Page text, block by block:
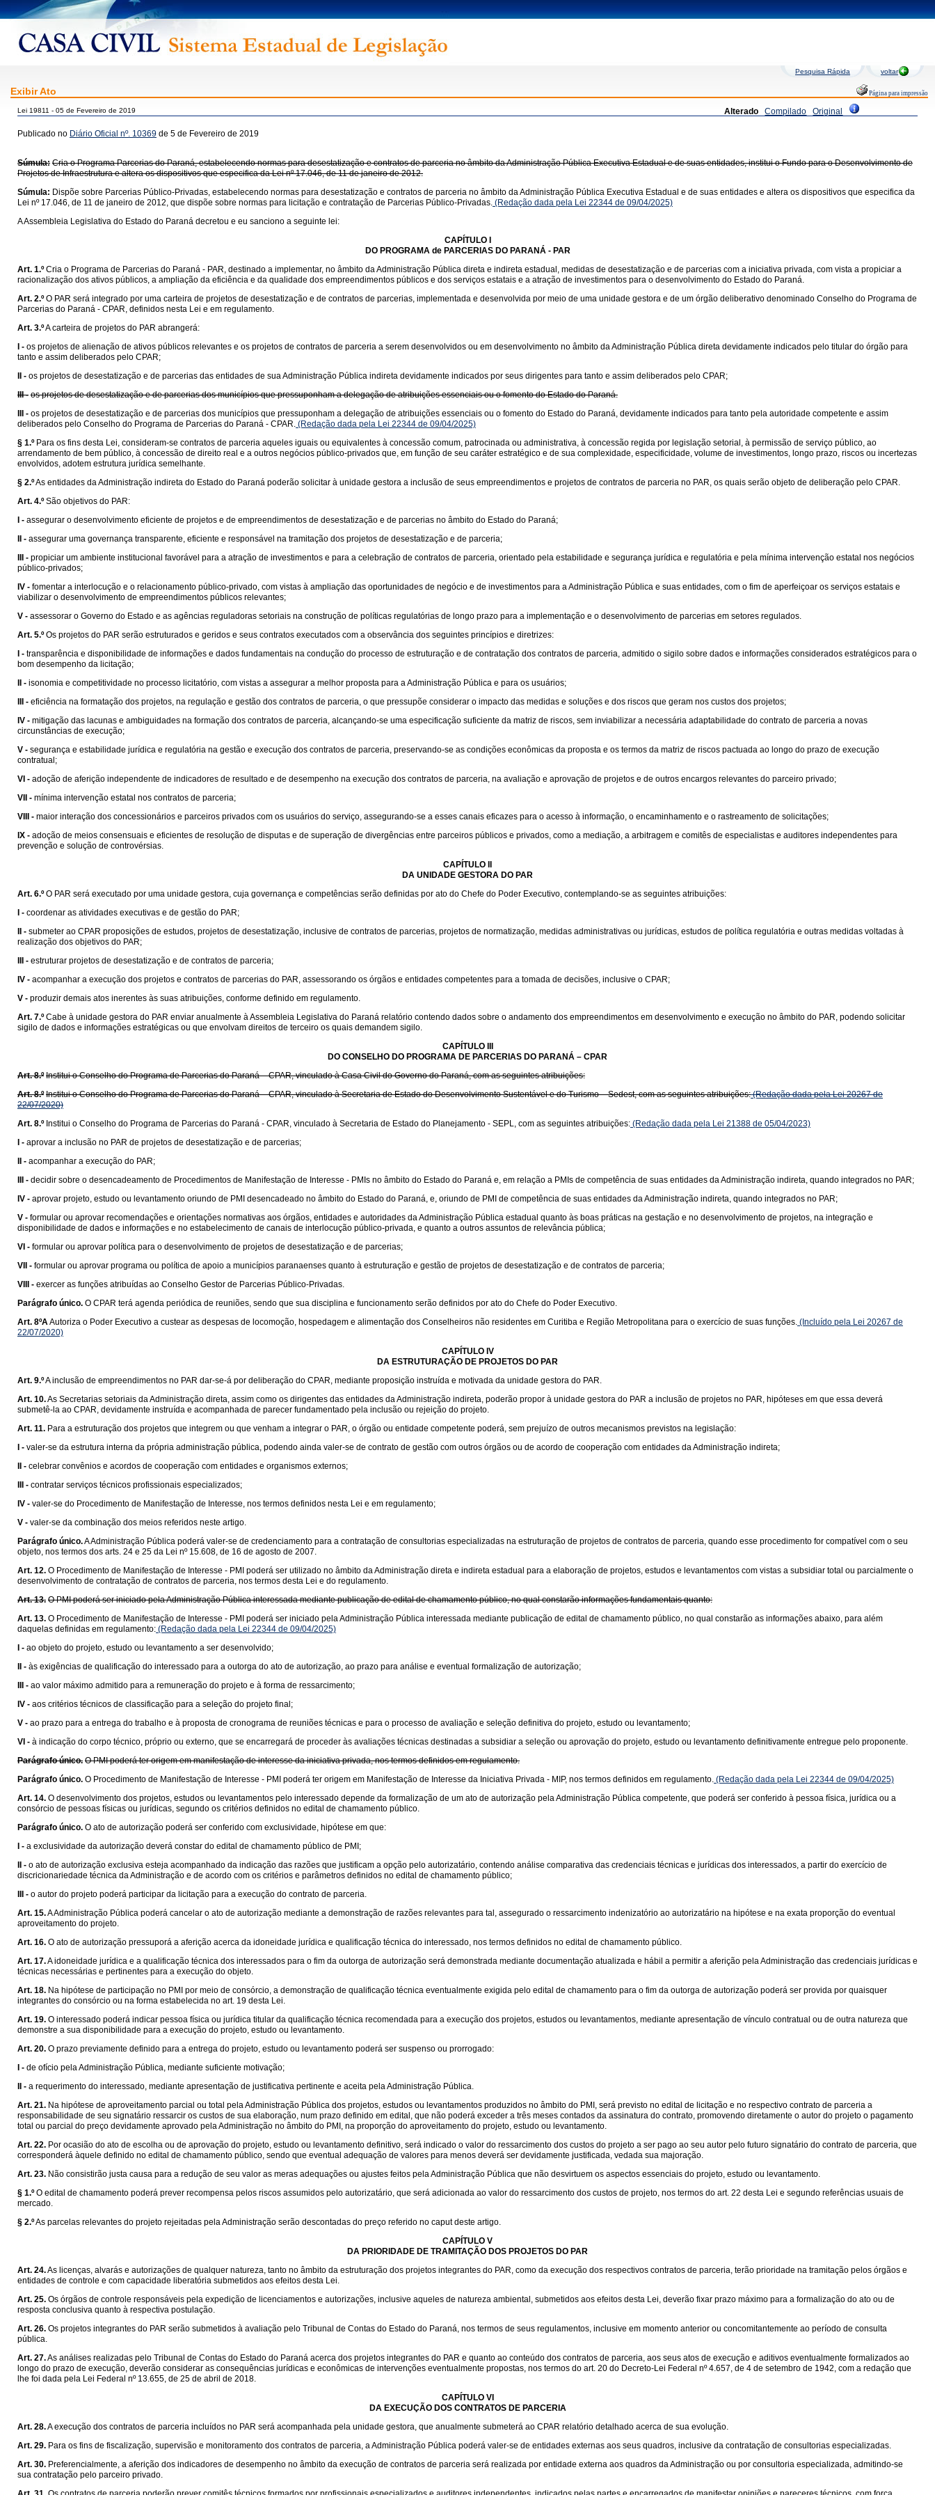
Pesquisa Rápida voltar
Exibir Ato Página para impressão
Alterado Compilado Original
Lei 19811 - 05 de Fevereiro de 2019
Publicado no Diário Oficial nº. 10369 de 5 de Fevereiro de 2019
Súmula: Cria o Programa Parcerias do Paraná, estabelecendo normas para desestatização e contratos de parceria no âmbito da Administração Pública Executiva Estadual e de suas entidades, institui o Fundo para o Desenvolvimento de
Projetos de Infraestrutura e altera os dispositivos que especifica da Lei nº 17.046, de 11 de janeiro de 2012.
Súmula: Dispõe sobre Parcerias Público-Privadas, estabelecendo normas para desestatização e contratos de parceria no âmbito da Administração Pública Executiva Estadual e de suas entidades e altera os dispositivos que especifica da
Lei nº 17.046, de 11 de janeiro de 2012, que dispõe sobre normas para licitação e contratação de Parcerias Público-Privadas. (Redação dada pela Lei 22344 de 09/04/2025)
A Assembleia Legislativa do Estado do Paraná decretou e eu sanciono a seguinte lei:
CAPÍTULO I
DO PROGRAMA de PARCERIAS DO PARANÁ - PAR
Art. 1.º Cria o Programa de Parcerias do Paraná - PAR, destinado a implementar, no âmbito da Administração Pública direta e indireta estadual, medidas de desestatização e de parcerias com a iniciativa privada, com vista a propiciar a
racionalização dos ativos públicos, a ampliação da eficiência e da qualidade dos empreendimentos públicos e dos serviços estatais e a atração de investimentos para o desenvolvimento do Estado do Paraná.
Art. 2.º O PAR será integrado por uma carteira de projetos de desestatização e de contratos de parcerias, implementada e desenvolvida por meio de uma unidade gestora e de um órgão deliberativo denominado Conselho do Programa de
Parcerias do Paraná - CPAR, definidos nesta Lei e em regulamento.
Art. 3.ºA carteira de projetos do PAR abrangerá:
I - os projetos de alienação de ativos públicos relevantes e os projetos de contratos de parceria a serem desenvolvidos ou em desenvolvimento no âmbito da Administração Pública direta devidamente indicados pelo titular do órgão para
tanto e assim deliberados pelo CPAR;
II - os projetos de desestatização e de parcerias das entidades de sua Administração Pública indireta devidamente indicados por seus dirigentes para tanto e assim deliberados pelo CPAR;
III - os projetos de desestatização e de parcerias dos municípios que pressuponham a delegação de atribuições essenciais ou o fomento do Estado do Paraná.
III - os projetos de desestatização e de parcerias dos municípios que pressuponham a delegação de atribuições essenciais ou o fomento do Estado do Paraná, devidamente indicados para tanto pela autoridade competente e assim
deliberados pelo Conselho do Programa de Parcerias do Paraná - CPAR. (Redação dada pela Lei 22344 de 09/04/2025)
§ 1.º Para os fins desta Lei, consideram-se contratos de parceria aqueles iguais ou equivalentes à concessão comum, patrocinada ou administrativa, à concessão regida por legislação setorial, à permissão de serviço público, ao
arrendamento de bem público, à concessão de direito real e a outros negócios público-privados que, em função de seu caráter estratégico e de sua complexidade, especificidade, volume de investimentos, longo prazo, riscos ou incertezas
envolvidos, adotem estrutura jurídica semelhante.
§ 2.ºAs entidades da Administração indireta do Estado do Paraná poderão solicitar à unidade gestora a inclusão de seus empreendimentos e projetos de contratos de parceria no PAR, os quais serão objeto de deliberação pelo CPAR.
Art. 4.º São objetivos do PAR:
I - assegurar o desenvolvimento eficiente de projetos e de empreendimentos de desestatização e de parcerias no âmbito do Estado do Paraná;
II - assegurar uma governança transparente, eficiente e responsável na tramitação dos projetos de desestatização e de parceria;
III - propiciar um ambiente institucional favorável para a atração de investimentos e para a celebração de contratos de parceria, orientado pela estabilidade e segurança jurídica e regulatória e pela mínima intervenção estatal nos negócios
público-privados;
IV - fomentar a interlocução e o relacionamento público-privado, com vistas à ampliação das oportunidades de negócio e de investimentos para a Administração Pública e suas entidades, com o fim de aperfeiçoar os serviços estatais e
viabilizar o desenvolvimento de empreendimentos públicos relevantes;
V - assessorar o Governo do Estado e as agências reguladoras setoriais na construção de políticas regulatórias de longo prazo para a implementação e o desenvolvimento de parcerias em setores regulados.
Art. 5.º Os projetos do PAR serão estruturados e geridos e seus contratos executados com a observância dos seguintes princípios e diretrizes:
I - transparência e disponibilidade de informações e dados fundamentais na condução do processo de estruturação e de contratação dos contratos de parceria, admitido o sigilo sobre dados e informações considerados estratégicos para o
bom desempenho da licitação;
II - isonomia e competitividade no processo licitatório, com vistas a assegurar a melhor proposta para a Administração Pública e para os usuários;
III - eficiência na formatação dos projetos, na regulação e gestão dos contratos de parceria, o que pressupõe considerar o impacto das medidas e soluções e dos riscos que geram nos custos dos projetos;
IV - mitigação das lacunas e ambiguidades na formação dos contratos de parceria, alcançando-se uma especificação suficiente da matriz de riscos, sem inviabilizar a necessária adaptabilidade do contrato de parceria a novas
circunstâncias de execução;
V - segurança e estabilidade jurídica e regulatória na gestão e execução dos contratos de parceria, preservando-se as condições econômicas da proposta e os termos da matriz de riscos pactuada ao longo do prazo de execução
contratual;
VI - adoção de aferição independente de indicadores de resultado e de desempenho na execução dos contratos de parceria, na avaliação e aprovação de projetos e de outros encargos relevantes do parceiro privado;
VII - mínima intervenção estatal nos contratos de parceria;
VIII - maior interação dos concessionários e parceiros privados com os usuários do serviço, assegurando-se a esses canais eficazes para o acesso à informação, o encaminhamento e o rastreamento de solicitações;
IX - adoção de meios consensuais e eficientes de resolução de disputas e de superação de divergências entre parceiros públicos e privados, como a mediação, a arbitragem e comitês de especialistas e auditores independentes para
prevenção e solução de controvérsias.
CAPÍTULO II
DA UNIDADE GESTORA DO PAR
Art. 6.º O PAR será executado por uma unidade gestora, cuja governança e competências serão definidas por ato do Chefe do Poder Executivo, contemplando-se as seguintes atribuições:
I - coordenar as atividades executivas e de gestão do PAR;
II - submeter ao CPAR proposições de estudos, projetos de desestatização, inclusive de contratos de parcerias, projetos de normatização, medidas administrativas ou jurídicas, estudos de política regulatória e outras medidas voltadas à
realização dos objetivos do PAR;
III - estruturar projetos de desestatização e de contratos de parceria;
IV - acompanhar a execução dos projetos e contratos de parcerias do PAR, assessorando os órgãos e entidades competentes para a tomada de decisões, inclusive o CPAR;
V - produzir demais atos inerentes às suas atribuições, conforme definido em regulamento.
Art. 7.º Cabe à unidade gestora do PAR enviar anualmente à Assembleia Legislativa do Paraná relatório contendo dados sobre o andamento dos empreendimentos em desenvolvimento e execução no âmbito do PAR, podendo solicitar
sigilo de dados e informações estratégicas ou que envolvam direitos de terceiro os quais demandem sigilo.
CAPÍTULO III
DO CONSELHO DO PROGRAMA DE PARCERIAS DO PARANÁ – CPAR
Art. 8.º Institui o Conselho do Programa de Parcerias do Paraná – CPAR, vinculado à Casa Civil do Governo do Paraná, com as seguintes atribuições:
Art. 8.º Institui o Conselho do Programa de Parcerias do Paraná – CPAR, vinculado à Secretaria de Estado do Desenvolvimento Sustentável e do Turismo – Sedest, com as seguintes atribuições:(Redação dada pela Lei 20267 de
22/07/2020)
Art. 8.º Institui o Conselho do Programa de Parcerias do Paraná - CPAR, vinculado à Secretaria de Estado do Planejamento - SEPL, com as seguintes atribuições: (Redação dada pela Lei 21388 de 05/04/2023)
I - aprovar a inclusão no PAR de projetos de desestatização e de parcerias;
II - acompanhar a execução do PAR;
III - decidir sobre o desencadeamento de Procedimentos de Manifestação de Interesse - PMIs no âmbito do Estado do Paraná e, em relação a PMIs de competência de suas entidades da Administração indireta, quando integrados no PAR;
IV - aprovar projeto, estudo ou levantamento oriundo de PMI desencadeado no âmbito do Estado do Paraná, e, oriundo de PMI de competência de suas entidades da Administração indireta, quando integrados no PAR;
V - formular ou aprovar recomendações e orientações normativas aos órgãos, entidades e autoridades da Administração Pública estadual quanto às boas práticas na gestação e no desenvolvimento de projetos, na integração e
disponibilidade de dados e informações e no estabelecimento de canais de interlocução público-privada, e quanto a outros assuntos de relevância pública;
VI - formular ou aprovar política para o desenvolvimento de projetos de desestatização e de parcerias;
VII - formular ou aprovar programa ou política de apoio a municípios paranaenses quanto à estruturação e gestão de projetos de desestatização e de contratos de parceria;
VIII - exercer as funções atribuídas ao Conselho Gestor de Parcerias Público-Privadas.
Parágrafo único. O CPAR terá agenda periódica de reuniões, sendo que sua disciplina e funcionamento serão definidos por ato do Chefe do Poder Executivo.
Art. 8ºAAutoriza o Poder Executivo a custear as despesas de locomoção, hospedagem e alimentação dos Conselheiros não residentes em Curitiba e Região Metropolitana para o exercício de suas funções. (Incluído pela Lei 20267 de
22/07/2020)
CAPÍTULO IV
DA ESTRUTURAÇÃO DE PROJETOS DO PAR
Art. 9.ºA inclusão de empreendimentos no PAR dar-se-á por deliberação do CPAR, mediante proposição instruída e motivada da unidade gestora do PAR.
Art. 10.As Secretarias setoriais da Administração direta, assim como os dirigentes das entidades da Administração indireta, poderão propor à unidade gestora do PAR a inclusão de projetos no PAR, hipóteses em que essa deverá
submetê-la ao CPAR, devidamente instruída e acompanhada de parecer fundamentado pela inclusão ou rejeição do projeto.
Art. 11. Para a estruturação dos projetos que integrem ou que venham a integrar o PAR, o órgão ou entidade competente poderá, sem prejuízo de outros mecanismos previstos na legislação:
I - valer-se da estrutura interna da própria administração pública, podendo ainda valer-se de contrato de gestão com outros órgãos ou de acordo de cooperação com entidades da Administração indireta;
II - celebrar convênios e acordos de cooperação com entidades e organismos externos;
III - contratar serviços técnicos profissionais especializados;
IV - valer-se do Procedimento de Manifestação de Interesse, nos termos definidos nesta Lei e em regulamento;
V - valer-se da combinação dos meios referidos neste artigo.
Parágrafo único.A Administração Pública poderá valer-se de credenciamento para a contratação de consultorias especializadas na estruturação de projetos de contratos de parceria, quando esse procedimento for compatível com o seu
objeto, nos termos dos arts. 24 e 25 da Lei nº 15.608, de 16 de agosto de 2007.
Art. 12. O Procedimento de Manifestação de Interesse - PMI poderá ser utilizado no âmbito da Administração direta e indireta estadual para a elaboração de projetos, estudos e levantamentos com vistas a subsidiar total ou parcialmente o
desenvolvimento de contratação de contratos de parceria, nos termos desta Lei e do regulamento.
Art. 13. O PMI poderá ser iniciado pela Administração Pública interessada mediante publicação de edital de chamamento público, no qual constarão informações fundamentais quanto:
Art. 13. O Procedimento de Manifestação de Interesse - PMI poderá ser iniciado pela Administração Pública interessada mediante publicação de edital de chamamento público, no qual constarão as informações abaixo, para além
daquelas definidas em regulamento: (Redação dada pela Lei 22344 de 09/04/2025)
I - ao objeto do projeto, estudo ou levantamento a ser desenvolvido;
II - às exigências de qualificação do interessado para a outorga do ato de autorização, ao prazo para análise e eventual formalização de autorização;
III - ao valor máximo admitido para a remuneração do projeto e à forma de ressarcimento;
IV - aos critérios técnicos de classificação para a seleção do projeto final;
V - ao prazo para a entrega do trabalho e à proposta de cronograma de reuniões técnicas e para o processo de avaliação e seleção definitiva do projeto, estudo ou levantamento;
VI - à indicação do corpo técnico, próprio ou externo, que se encarregará de proceder às avaliações técnicas destinadas a subsidiar a seleção ou aprovação do projeto, estudo ou levantamento definitivamente entregue pelo proponente.
Parágrafo único. O PMI poderá ter origem em manifestação de interesse da iniciativa privada, nos termos definidos em regulamento.
Parágrafo único. O Procedimento de Manifestação de Interesse - PMI poderá ter origem em Manifestação de Interesse da Iniciativa Privada - MIP, nos termos definidos em regulamento. (Redação dada pela Lei 22344 de 09/04/2025)
Art. 14. O desenvolvimento dos projetos, estudos ou levantamentos pelo interessado depende da formalização de um ato de autorização pela Administração Pública competente, que poderá ser conferido à pessoa física, jurídica ou a
consórcio de pessoas físicas ou jurídicas, segundo os critérios definidos no edital de chamamento público.
Parágrafo único. O ato de autorização poderá ser conferido com exclusividade, hipótese em que:
I - a exclusividade da autorização deverá constar do edital de chamamento público de PMI;
II - o ato de autorização exclusiva esteja acompanhado da indicação das razões que justificam a opção pelo autorizatário, contendo análise comparativa das credenciais técnicas e jurídicas dos interessados, a partir do exercício de
discricionariedade técnica da Administração e de acordo com os critérios e parâmetros definidos no edital de chamamento público;
III - o autor do projeto poderá participar da licitação para a execução do contrato de parceria.
Art. 15.A Administração Pública poderá cancelar o ato de autorização mediante a demonstração de razões relevantes para tal, assegurado o ressarcimento indenizatório ao autorizatário na hipótese e na exata proporção do eventual
aproveitamento do projeto.
Art. 16. O ato de autorização pressuporá a aferição acerca da idoneidade jurídica e qualificação técnica do interessado, nos termos definidos no edital de chamamento público.
Art. 17.A idoneidade jurídica e a qualificação técnica dos interessados para o fim da outorga de autorização será demonstrada mediante documentação atualizada e hábil a permitir a aferição pela Administração das credenciais jurídicas e
técnicas necessárias e pertinentes para a execução do objeto.
Art. 18. Na hipótese de participação no PMI por meio de consórcio, a demonstração de qualificação técnica eventualmente exigida pelo edital de chamamento para o fim da outorga de autorização poderá ser provida por quaisquer
integrantes do consórcio ou na forma estabelecida no art. 19 desta Lei.
Art. 19. O interessado poderá indicar pessoa física ou jurídica titular da qualificação técnica recomendada para a execução dos projetos, estudos ou levantamentos, mediante apresentação de vínculo contratual ou de outra natureza que
demonstre a sua disponibilidade para a execução do projeto, estudo ou levantamento.
Art. 20. O prazo previamente definido para a entrega do projeto, estudo ou levantamento poderá ser suspenso ou prorrogado:
I - de ofício pela Administração Pública, mediante suficiente motivação;
II - a requerimento do interessado, mediante apresentação de justificativa pertinente e aceita pela Administração Pública.
Art. 21. Na hipótese de aproveitamento parcial ou total pela Administração Pública dos projetos, estudos ou levantamentos produzidos no âmbito do PMI, será previsto no edital de licitação e no respectivo contrato de parceria a
responsabilidade de seu signatário ressarcir os custos de sua elaboração, num prazo definido em edital, que não poderá exceder a três meses contados da assinatura do contrato, promovendo diretamente o autor do projeto o pagamento
total ou parcial do preço devidamente aprovado pela Administração no âmbito do PMI, na proporção do aproveitamento do projeto, estudo ou levantamento.
Art. 22. Por ocasião do ato de escolha ou de aprovação do projeto, estudo ou levantamento definitivo, será indicado o valor do ressarcimento dos custos do projeto a ser pago ao seu autor pelo futuro signatário do contrato de parceria, que
corresponderá àquele definido no edital de chamamento público, sendo que eventual adequação de valores para menos deverá ser devidamente justificada, vedada sua majoração.
Art. 23. Não consistirão justa causa para a redução de seu valor as meras adequações ou ajustes feitos pela Administração Pública que não desvirtuem os aspectos essenciais do projeto, estudo ou levantamento.
§ 1.º O edital de chamamento poderá prever recompensa pelos riscos assumidos pelo autorizatário, que será adicionada ao valor do ressarcimento dos custos de projeto, nos termos do art. 22 desta Lei e segundo referências usuais de
mercado.
§ 2.ºAs parcelas relevantes do projeto rejeitadas pela Administração serão descontadas do preço referido no caput deste artigo.
CAPÍTULO V
DA PRIORIDADE DE TRAMITAÇÃO DOS PROJETOS DO PAR
Art. 24.As licenças, alvarás e autorizações de qualquer natureza, tanto no âmbito da estruturação dos projetos integrantes do PAR, como da execução dos respectivos contratos de parceria, terão prioridade na tramitação pelos órgãos e
entidades de controle e com capacidade liberatória submetidos aos efeitos desta Lei.
Art. 25. Os órgãos de controle responsáveis pela expedição de licenciamentos e autorizações, inclusive aqueles de natureza ambiental, submetidos aos efeitos desta Lei, deverão fixar prazo máximo para a formalização do ato ou de
resposta conclusiva quanto à respectiva postulação.
Art. 26. Os projetos integrantes do PAR serão submetidos à avaliação pelo Tribunal de Contas do Estado do Paraná, nos termos de seus regulamentos, inclusive em momento anterior ou concomitantemente ao período de consulta
pública.
Art. 27.As análises realizadas pelo Tribunal de Contas do Estado do Paraná acerca dos projetos integrantes do PAR e quanto ao conteúdo dos contratos de parceria, aos seus atos de execução e aditivos eventualmente formalizados ao
longo do prazo de execução, deverão considerar as consequências jurídicas e econômicas de intervenções eventualmente propostas, nos termos do art. 20 do Decreto-Lei Federal nº 4.657, de 4 de setembro de 1942, com a redação que
lhe foi dada pela Lei Federal nº 13.655, de 25 de abril de 2018.
CAPÍTULO VI
DA EXECUÇÃO DOS CONTRATOS DE PARCERIA
Art. 28.A execução dos contratos de parceria incluídos no PAR será acompanhada pela unidade gestora, que anualmente submeterá ao CPAR relatório detalhado acerca de sua evolução.
Art. 29. Para os fins de fiscalização, supervisão e monitoramento dos contratos de parceria, a Administração Pública poderá valer-se de entidades externas aos seus quadros, inclusive da contratação de consultorias especializadas.
Art. 30. Preferencialmente, a aferição dos indicadores de desempenho no âmbito da execução de contratos de parceria será realizada por entidade externa aos quadros da Administração ou por consultoria especializada, admitindo-se
sua contratação pelo parceiro privado.